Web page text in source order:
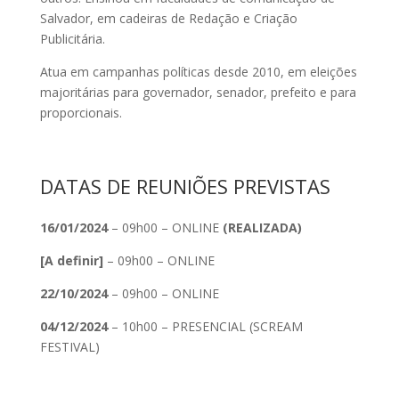
Salvador, em cadeiras de Redação e Criação
Publicitária.
Atua em campanhas políticas desde 2010, em eleições
majoritárias para governador, senador, prefeito e para
proporcionais.
DATAS DE REUNIÕES PREVISTAS
16/01/2024– 09h00 – ONLINE(REALIZADA)
[A definir] – 09h00 – ONLINE
22/10/2024– 09h00 – ONLINE
04/12/2024– 10h00 – PRESENCIAL (SCREAM
FESTIVAL)